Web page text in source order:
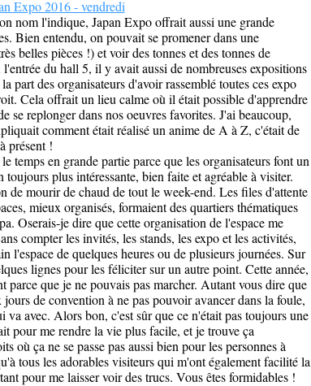
nom l'indique, Japan Expo offrait aussi une grande
Bien entendu, on pouvait se promener dans une
belles pièces !) et voir des tonnes et des tonnes de
du hall 5, il y avait aussi de nombreuses expositions
part des organisateurs d'avoir rassemblé toutes ces expo
Cela offrait un lieu calme où il était possible d'apprendre
se replonger dans nos oeuvres favorites. J'ai beaucoup,
comment était réalisé un anime de A à Z, c'était de
présent !
temps en grande partie parce que les organisateurs font un
plus intéressante, bien faite et agréable à visiter.
de mourir de chaud de tout le week-end. Les files d'attente
mieux organisés, formaient des quartiers thématiques
Oserais-je dire que cette organisation de l'espace me
compter les invités, les stands, les expo et les activités,
l'espace de quelques heures ou de plusieurs journées. Sur
lignes pour les féliciter sur un autre point. Cette année,
que je ne pouvais pas marcher. Autant vous dire que
de convention à ne pas pouvoir avancer dans la foule,
va avec. Alors bon, c'est sûr que ce n'était pas toujours une
pour me rendre la vie plus facile, et je trouve ça
où ça ne se passe pas aussi bien pour les personnes à
tous les adorables visiteurs qui m'ont également facilité la
pour me laisser voir des trucs. Vous êtes formidables !